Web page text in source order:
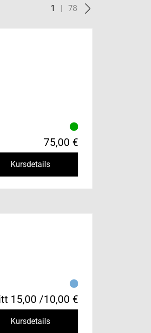
1 | 78
75,00 €
Kursdetails
15,00 /10,00 €
Kursdetails